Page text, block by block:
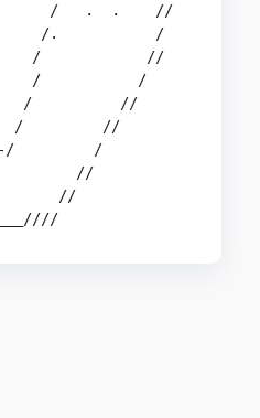
/   .
/.
/
/           /
/          //
/         //
/
//
//